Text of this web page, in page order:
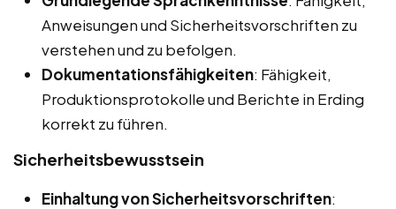
Anweisungen und Sicherheitsvorschriften zu
verstehen und zu befolgen.
Dokumentationsfähigkeiten: Fähigkeit,
Produktionsprotokolle und Berichte in Erding
korrekt zu führen.
Sicherheitsbewusstsein
Einhaltung von Sicherheitsvorschriften: